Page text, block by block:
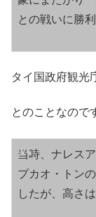
との戦いに勝
タイ国政府観光
とのことなので
当時、ナレス
プカオ・トン
したが、高さ